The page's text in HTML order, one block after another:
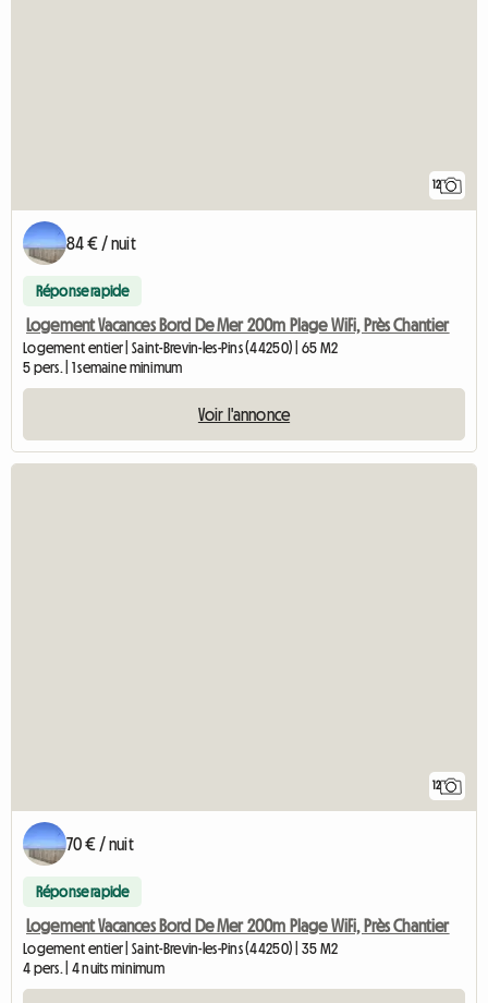
12
84 € / nuit
Réponse rapide
Logement Vacances Bord De Mer 200m Plage WiFi, Près Chantier
Logement entier | Saint-Brevin-les-Pins (44250) | 65 M2
5 pers. | 1 semaine minimum
Voir l'annonce
12
70 € / nuit
Réponse rapide
Logement Vacances Bord De Mer 200m Plage WiFi, Près Chantier
Logement entier | Saint-Brevin-les-Pins (44250) | 35 M2
4 pers. | 4 nuits minimum